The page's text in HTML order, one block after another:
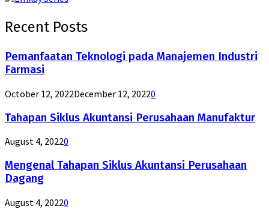
Recent Posts
Pemanfaatan Teknologi pada Manajemen Industri
Farmasi
October 12, 2022December 12, 20220
Tahapan Siklus Akuntansi Perusahaan Manufaktur
August 4, 20220
Mengenal Tahapan Siklus Akuntansi Perusahaan
Dagang
August 4, 20220